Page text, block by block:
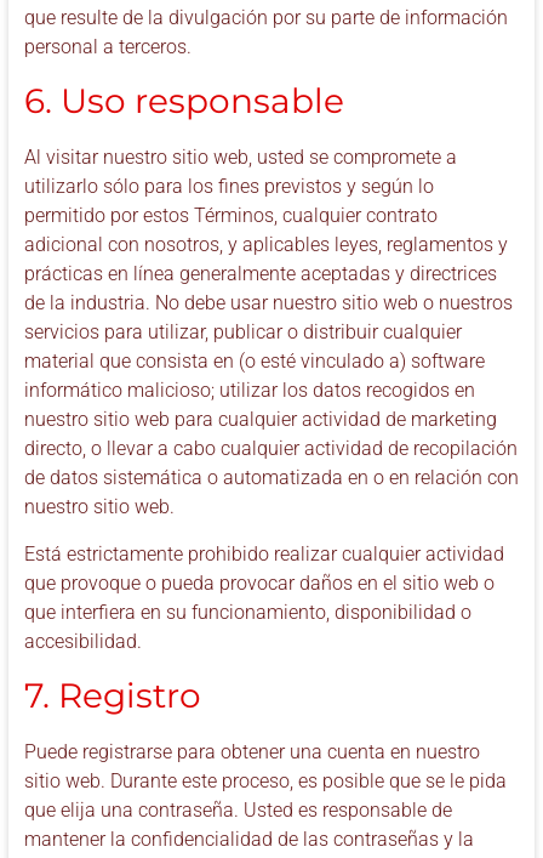
que resulte de la divulgación por su parte de información
personal a terceros.
6. Uso responsable
Al visitar nuestro sitio web, usted se compromete a
utilizarlo sólo para los fines previstos y según lo
permitido por estos Términos, cualquier contrato
adicional con nosotros, y aplicables leyes, reglamentos y
prácticas en línea generalmente aceptadas y directrices
de la industria. No debe usar nuestro sitio web o nuestros
servicios para utilizar, publicar o distribuir cualquier
material que consista en (o esté vinculado a) software
informático malicioso; utilizar los datos recogidos en
nuestro sitio web para cualquier actividad de marketing
directo, o llevar a cabo cualquier actividad de recopilación
de datos sistemática o automatizada en o en relación con
nuestro sitio web.
Está estrictamente prohibido realizar cualquier actividad
que provoque o pueda provocar daños en el sitio web o
que interfiera en su funcionamiento, disponibilidad o
accesibilidad.
7. Registro
Puede registrarse para obtener una cuenta en nuestro
sitio web. Durante este proceso, es posible que se le pida
que elija una contraseña. Usted es responsable de
mantener la confidencialidad de las contraseñas y la